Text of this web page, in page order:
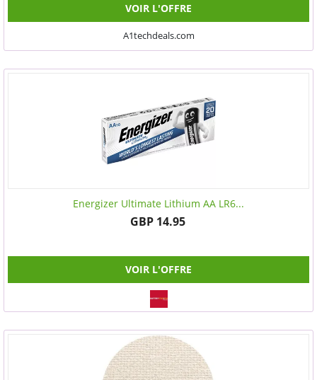
VOIR L'OFFRE
A1techdeals.com
Energizer Ultimate Lithium AA LR6...
GBP 14.95
VOIR L'OFFRE